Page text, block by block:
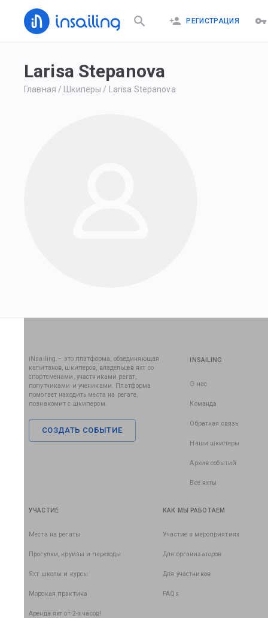
РЕГИСТРАЦИЯ
Larisa Stepanova
Главная / Шкиперы / Larisa Stepanova
iNsailing – это платформа, объединяющая
капитанов, шкиперов, владельцев яхт со
спортсменами, участниками регат,
попутчиками и учениками. Платформа
помогает находить места на регате,
познакомит с шкипером.
СОЗДАТЬ СОБЫТИЕ
INSAILING
О нас
Команда
Обратная связь
Наши шкиперы
Архив событий
Все яхты
УЧАСТИЕ
Места на регаты
Прогулки, круизы и переходы
Яхт школы и курсы
Морская практика
Аренда яхт от 2-х часов!
КАК МЫ РАБОТАЕМ
Участие в мероприятиях
Для организаторов
Для участников
FAQs